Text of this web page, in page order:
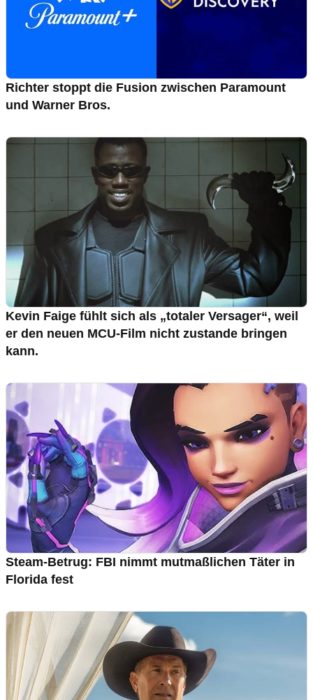
Richter stoppt die Fusion zwischen Paramount
und Warner Bros.
Kevin Faige fühlt sich als „totaler Versager“, weil
er den neuen MCU-Film nicht zustande bringen
kann.
Steam-Betrug: FBI nimmt mutmaßlichen Täter in
Florida fest